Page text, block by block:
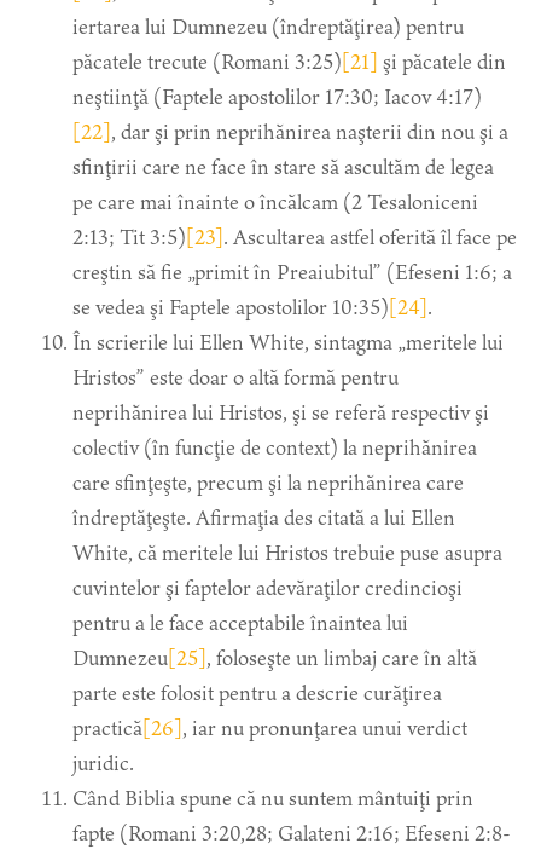
iertarea lui Dumnezeu (îndreptăţirea) pentru
păcatele trecute (Romani 3:25)[21] şi păcatele din
neştiinţă (Faptele apostolilor 17:30; Iacov 4:17)
[22], dar şi prin neprihănirea naşterii din nou şi a
sfinţirii care ne face în stare să ascultăm de legea
pe care mai înainte o încălcam (2 Tesaloniceni
2:13; Tit 3:5)[23]. Ascultarea astfel oferită îl face pe
creştin să fie „primit în Preaiubitul” (Efeseni 1:6; a
se vedea şi Faptele apostolilor 10:35)[24].
În scrierile lui Ellen White, sintagma „meritele lui
Hristos” este doar o altă formă pentru
neprihănirea lui Hristos, şi se referă respectiv şi
colectiv (în funcţie de context) la neprihănirea
care sfinţeşte, precum şi la neprihănirea care
îndreptăţeşte. Afirmaţia des citată a lui Ellen
White, că meritele lui Hristos trebuie puse asupra
cuvintelor şi faptelor adevăraţilor credincioşi
pentru a le face acceptabile înaintea lui
Dumnezeu[25], foloseşte un limbaj care în altă
parte este folosit pentru a descrie curăţirea
practică[26], iar nu pronunţarea unui verdict
juridic.
Când Biblia spune că nu suntem mântuiţi prin
fapte (Romani 3:20,28; Galateni 2:16; Efeseni 2:8-